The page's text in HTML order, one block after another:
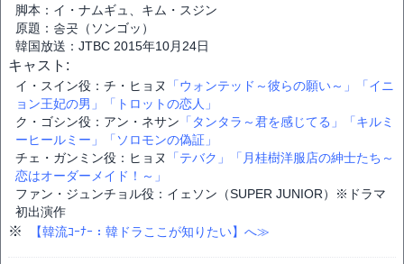
脚本：イ・ナムギュ、キム・スジン
原題：송곳（ソンゴッ）
韓国放送：JTBC 2015年10月24日
キャスト:
イ・スイン役：チ・ヒョヌ 「ウォンテッド～彼らの願い～」
「イニ
ョン王妃の男」
「トロットの恋人」
ク・ゴシン役：アン・ネサン 「タンタラ～君を感じてる」
「キルミ
ーヒールミー」
「ソロモンの偽証」
チェ・ガンミン役：ヒョヌ
「テバク」
「月桂樹洋服店の紳士たち～
恋はオーダーメイド！～」
ファン・ジュンチョル役：イェソン（SUPER JUNIOR）※ドラマ
初出演作
※ 【韓流ｺｰﾅｰ：韓ドラここが知りたい】へ≫